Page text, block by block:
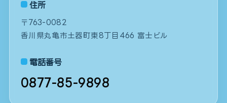
住所
〒763-0082
香川県丸亀市土器町東8丁目466 富士ビル
電話番号
0877-85-9898